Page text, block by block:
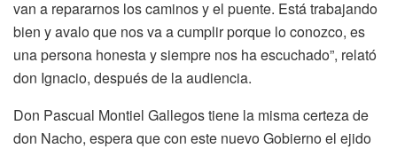
van a repararnos los caminos y el puente. Está trabajando
bien y avalo que nos va a cumplir porque lo conozco, es
una persona honesta y siempre nos ha escuchado”, relató
don Ignacio, después de la audiencia.
Don Pascual Montiel Gallegos tiene la misma certeza de
don Nacho, espera que con este nuevo Gobierno el ejido